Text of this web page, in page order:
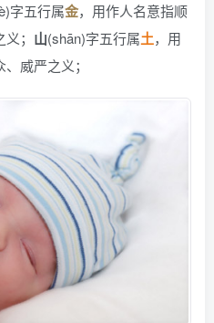
字五行属金，用作人名意指顺
； 山(shān)字五行属土，用
威严之义；